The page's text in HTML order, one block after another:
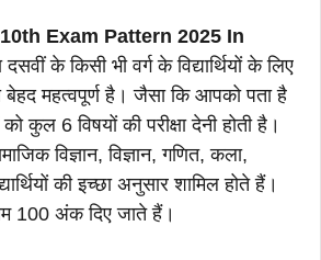
Exam Pattern 2025 In
दसवीं के किसी भी वर्ग के विद्यार्थियों के लिए
बेहद महत्वपूर्ण है। जैसा कि आपको पता है
को कुल 6 विषयों की परीक्षा देनी होती है।
विज्ञान, विज्ञान, गणित, कला,
की इच्छा अनुसार शामिल होते हैं।
100 अंक दिए जाते हैं।